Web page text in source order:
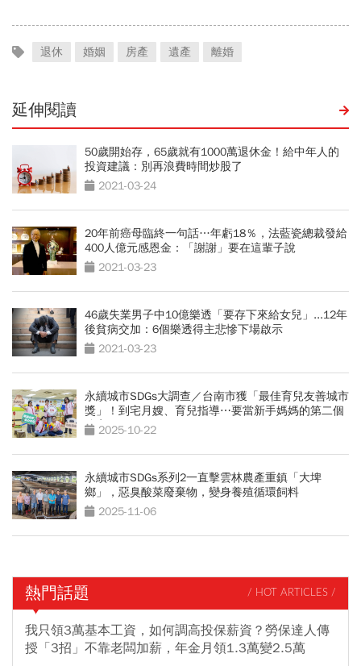
退休 婚姻 房產 遺產 離婚
延伸閱讀
50歲開始存，65歲就有1000萬退休金！給中年人的
投資建議：別再浪費時間炒股了
2021-03-24
20年前癌母臨終一句話…年虧18％，法藍瓷總裁發給
400人億元感恩金：「謝謝」要在這輩子說
2021-03-23
46歲失業男子中10億樂透「要存下來給女兒」...12年
後貧病交加：6個樂透得主悲慘下場啟示
2021-03-23
永續城市SDGs大調查／台南市獲「最佳育兒友善城市
獎」！到宅月嫂、育兒指導⋯要當新手媽媽的第二個
娘家2025-10-22
永續城市SDGs系列2一直擊雲林農產重鎮「大埤
鄉」，惡臭酸菜廢棄物，變身養殖循環飼料
2025-11-06
熱門話題 / HOT ARTICLES /
我只領3萬基本工資，如何調高投保薪資？勞保達人傳
授「3招」不靠老闆加薪，年金月領1.3萬變2.5萬